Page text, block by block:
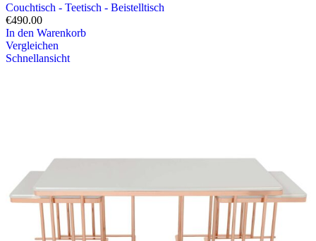
Couchtisch - Teetisch - Beistelltisch
€490.00
In den Warenkorb
Vergleichen
Schnellansicht